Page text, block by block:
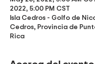
2022, 5:00 PM CST
Isla Cedros - Golfo de
Cedros, Provincia de
Rica